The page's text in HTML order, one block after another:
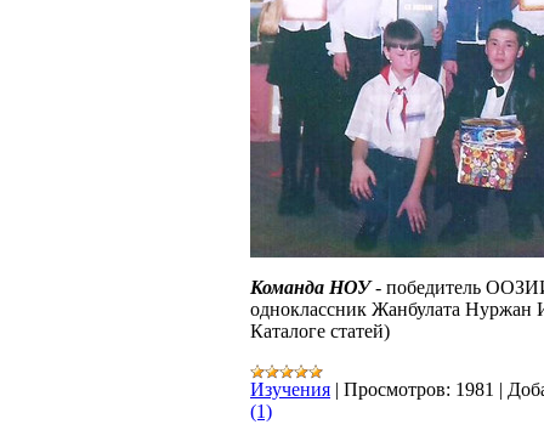
Команда НОУ- победитель
одноклассник Жанбулата Нуржан
Каталоге статей)
Изучения | Просмотров: 1981 |
(1)